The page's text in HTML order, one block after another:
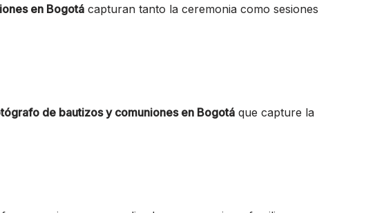
en Bogotá capturan tanto la ceremonia como sesiones
de bautizos y comuniones en Bogotá que capture la